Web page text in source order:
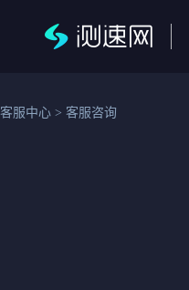
客服中心 > 客服咨询